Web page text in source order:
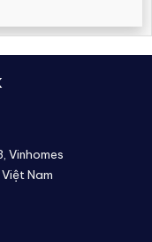
Vinhomes
Nam